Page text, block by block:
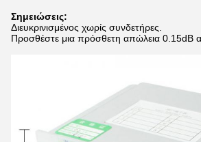
Σημειώσεις:
Διευκρινισμένος χωρίς συνδετήρες.
Προσθέστε μια πρόσθετη απώλεια 0.15dB